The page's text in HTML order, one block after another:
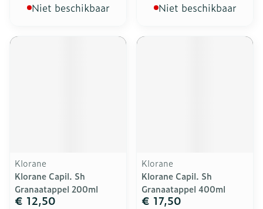
Niet beschikbaar Niet beschikbaar
Klorane
Klorane Capil. Sh
Granaatappel 200ml
€ 12,50
Klorane
Klorane Capil. Sh
Granaatappel 400ml
€ 17,50